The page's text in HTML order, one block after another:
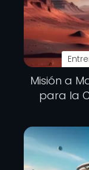
Misión a
para la